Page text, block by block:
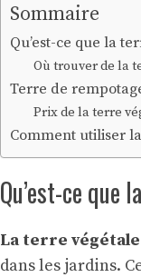
Sommaire
Qu’est-ce que la
Où trouver de la
Terre de
Prix de la terre
Comment utiliser
Qu’est-ce que
La terre
dans les jardins.